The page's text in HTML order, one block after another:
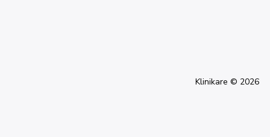
Klinikare © 2026